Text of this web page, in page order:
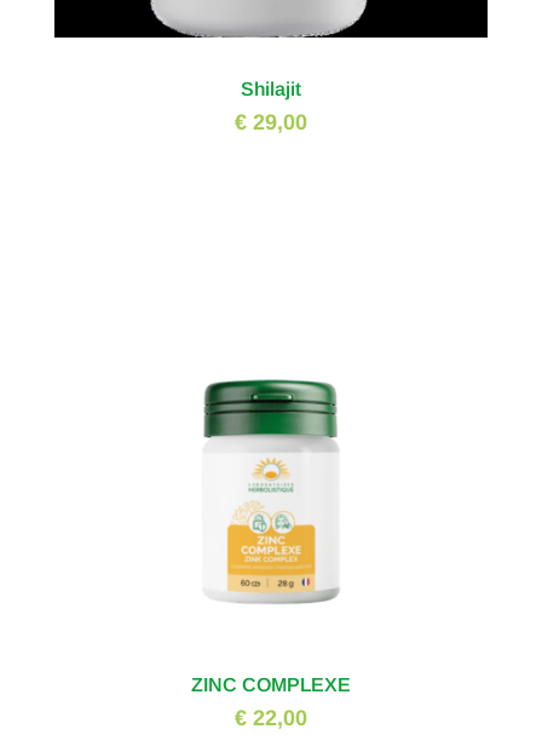
Shilajit
€ 29,00
ZINC COMPLEXE
€ 22,00